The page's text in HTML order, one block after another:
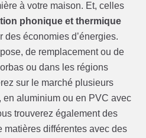
à votre maison. Et, celles
phonique et thermique
des économies d’énergies.
de remplacement ou de
ou dans les régions
sur le marché plusieurs
en aluminium ou en PVC avec
trouverez également des
matières différentes avec des